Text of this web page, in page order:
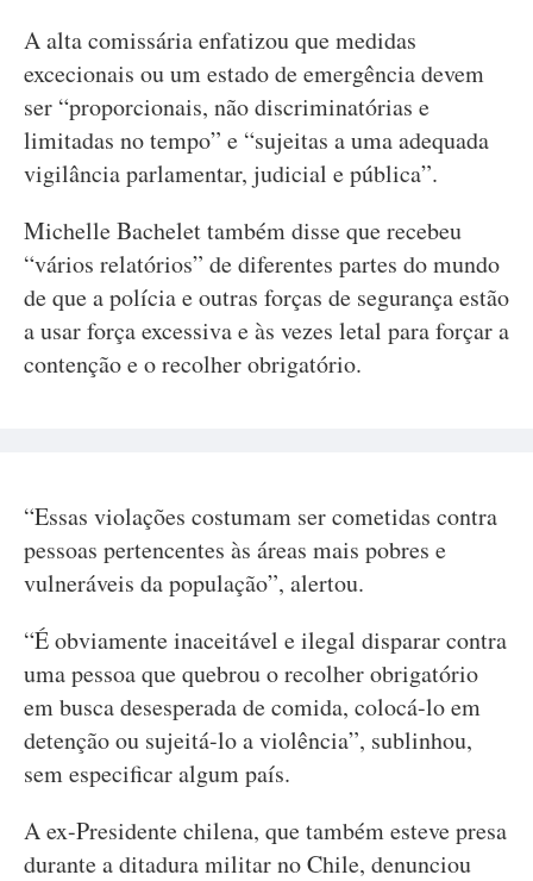
A alta comissária enfatizou que medidas
excecionais ou um estado de emergência devem
ser “proporcionais, não discriminatórias e
limitadas no tempo” e “sujeitas a uma adequada
vigilância parlamentar, judicial e pública”.
Michelle Bachelet também disse que recebeu
“vários relatórios” de diferentes partes do mundo
de que a polícia e outras forças de segurança estão
a usar força excessiva e às vezes letal para forçar a
contenção e o recolher obrigatório.
“Essas violações costumam ser cometidas contra
pessoas pertencentes às áreas mais pobres e
vulneráveis da população”, alertou.
“É obviamente inaceitável e ilegal disparar contra
uma pessoa que quebrou o recolher obrigatório
em busca desesperada de comida, colocá-lo em
detenção ou sujeitá-lo a violência”, sublinhou,
sem especificar algum país.
A ex-Presidente chilena, que também esteve presa
durante a ditadura militar no Chile, denunciou